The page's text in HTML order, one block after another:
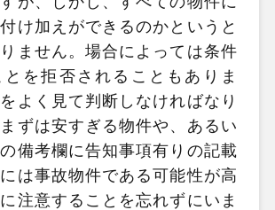
け加えができるのかというと
ません。場合によっては条件
とを拒否されることもありま
よく見て判断しなければなり
ずは安すぎる物件や、あるい
備考欄に告知事項有りの記載
は事故物件である可能性が高
注意することを忘れずにいま